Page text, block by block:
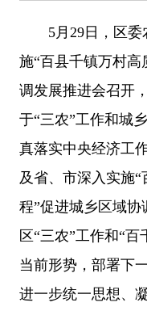
5月29日，区委
施“百县千镇万村
调发展推进会召开
于“三农”工作和城
真落实中央经济工
及省、市深入实施
程”促进城乡区域
区“三农”工作和“
当前形势，部署下
进一步统一思想、